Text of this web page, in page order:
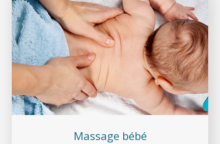
Massage bébé